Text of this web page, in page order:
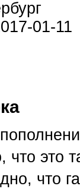
01-11
что это
что